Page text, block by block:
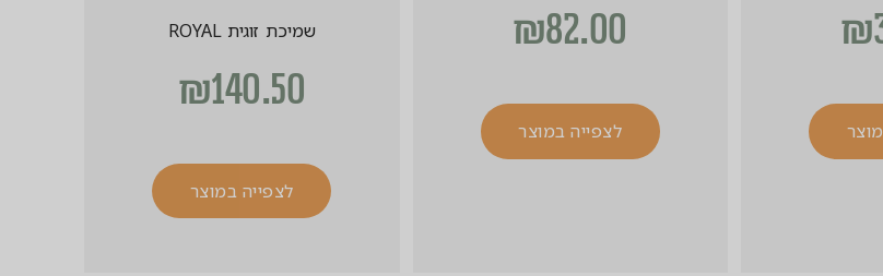
₪
₪82.00
לצפייה במוצר
שמיכת זוגית ROYAL
₪140.50
לצפייה במוצר